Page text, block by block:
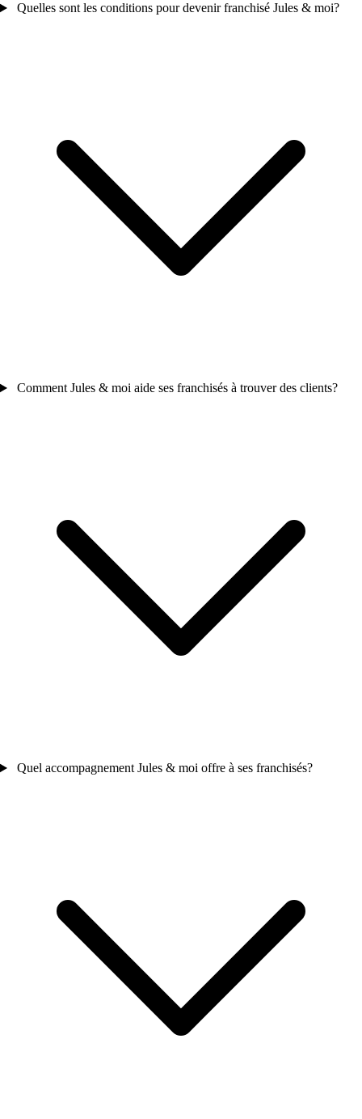
Quelles sont les conditions pour devenir franchisé Jules & moi?
Comment Jules & moi aide ses franchisés à trouver des clients?
Quel accompagnement Jules & moi offre à ses franchisés?